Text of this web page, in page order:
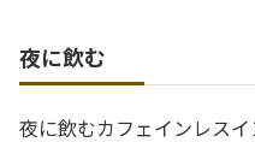
夜に飲む
夜に飲むカフェインレス